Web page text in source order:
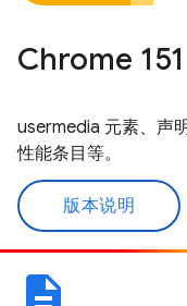
Chrome
usermedia 元素、声
性能条目等。
版本说明